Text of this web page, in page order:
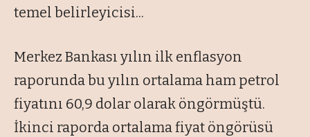
temel belirleyicisi...
Merkez Bankası yılın ilk enflasyon
raporunda bu yılın ortalama ham petrol
fiyatını 60,9 dolar olarak öngörmüştü.
İkinci raporda ortalama fiyat öngörüsü